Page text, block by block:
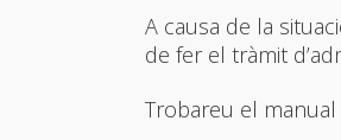
A causa de la
de fer el tràmit
Trobareu el